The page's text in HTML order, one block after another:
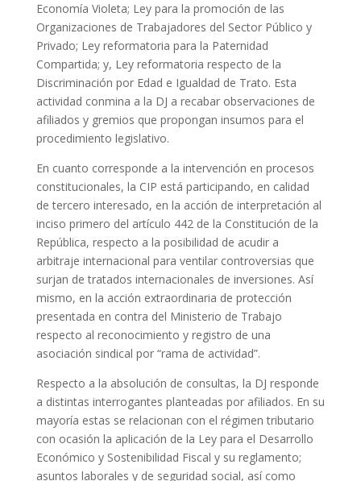
Economía Violeta; Ley para la promoción de las
Organizaciones de Trabajadores del Sector Público y
Privado; Ley reformatoria para la Paternidad
Compartida; y, Ley reformatoria respecto de la
Discriminación por Edad e Igualdad de Trato. Esta
actividad conmina a la DJ a recabar observaciones de
afiliados y gremios que propongan insumos para el
procedimiento legislativo.
En cuanto corresponde a la intervención en procesos
constitucionales, la CIP está participando, en calidad
de tercero interesado, en la acción de interpretación al
inciso primero del artículo 442 de la Constitución de la
República, respecto a la posibilidad de acudir a
arbitraje internacional para ventilar controversias que
surjan de tratados internacionales de inversiones. Así
mismo, en la acción extraordinaria de protección
presentada en contra del Ministerio de Trabajo
respecto al reconocimiento y registro de una
asociación sindical por “rama de actividad”.
Respecto a la absolución de consultas, la DJ responde
a distintas interrogantes planteadas por afiliados. En su
mayoría estas se relacionan con el régimen tributario
con ocasión la aplicación de la Ley para el Desarrollo
Económico y Sostenibilidad Fiscal y su reglamento;
asuntos laborales y de seguridad social, así como